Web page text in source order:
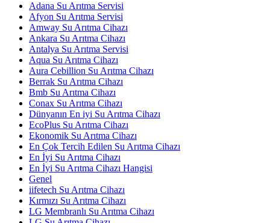
Adana Su Arıtma Servisi
Afyon Su Arıtma Servisi
Amway Su Arıtma Cihazı
Ankara Su Arıtma Cihazı
Antalya Su Arıtma Servisi
Aqua Su Arıtma Cihazı
Aura Cebillion Su Arıtma Cihazı
Berrak Su Arıtma Cihazı
Bmb Su Arıtma Cihazı
Conax Su Arıtma Cihazı
Dünyanın En iyi Su Arıtma Cihazı
EcoPlus Su Arıtma Cihazı
Ekonomik Su Arıtma Cihazı
En Çok Tercih Edilen Su Arıtma Cihazı
En İyi Su Arıtma Cihazı
En İyi Su Arıtma Cihazı Hangisi
Genel
iifetech Su Arıtma Cihazı
Kırmızı Su Arıtma Cihazı
LG Membranlı Su Arıtma Cihazı